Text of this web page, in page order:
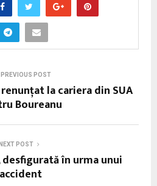
PREVIOUS POST
la cariera din SUA
Boureanu
NEXT POST
în urma unui
accident